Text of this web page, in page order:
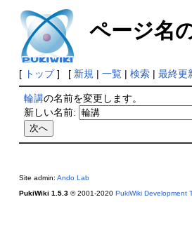
ページ名
[ トップ] [ 新規 | 一覧| 検索| 最終更
輪講の名前を変更します。
新しい名前:
Site admin: Ando Lab
PukiWiki 1.5.3© 2001-2020 PukiWiki Development